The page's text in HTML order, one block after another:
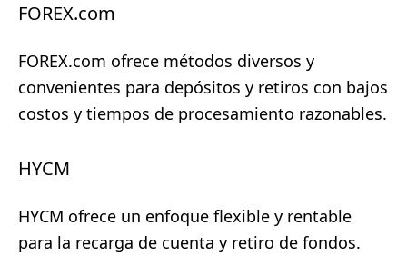
FOREX.com
FOREX.com ofrece métodos diversos y
convenientes para depósitos y retiros con bajos
costos y tiempos de procesamiento razonables.
HYCM
HYCM ofrece un enfoque flexible y rentable
para la recarga de cuenta y retiro de fondos.